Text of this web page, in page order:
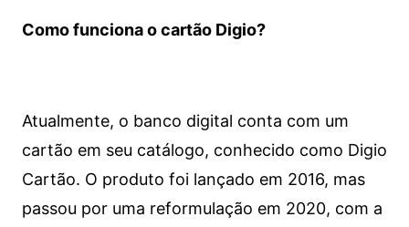
Como funciona o cartão Digio?
Atualmente, o banco digital conta com um
cartão em seu catálogo, conhecido como Digio
Cartão. O produto foi lançado em 2016, mas
passou por uma reformulação em 2020, com a